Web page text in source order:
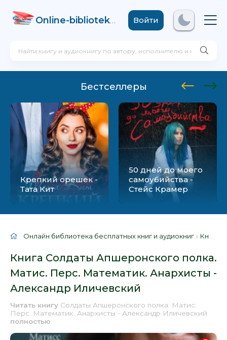
Online-biblioteka .comВойти
Бестселлеры
Крепкий орешек -
Тата Кит
50 дней до моего
самоубийства -
Стейс Крамер
Онлайн библиотека бесплатных книг и аудиокниг » Книги
Книга Солдаты Апшеронского полка.
Матис. Перс. Математик. Анархисты -
Александр Иличевский
Читать книгу Солдаты Апшеронского полка. Матис.
Перс. Математик. Анархисты - Александр Иличевский
полностью